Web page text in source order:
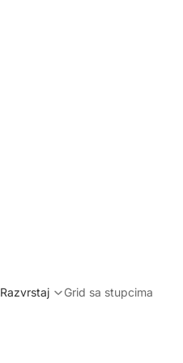
Razvrstaj Grid sa stupcima